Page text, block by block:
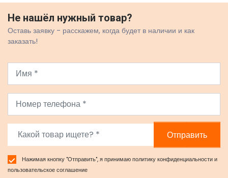
Не нашёл нужный товар?
Оставь заявку - расскажем, когда будет в наличии и как
заказать!
Отправить
Нажимая кнопку "Отправить", я принимаюполитику конфиденциальностии
пользовательское соглашение